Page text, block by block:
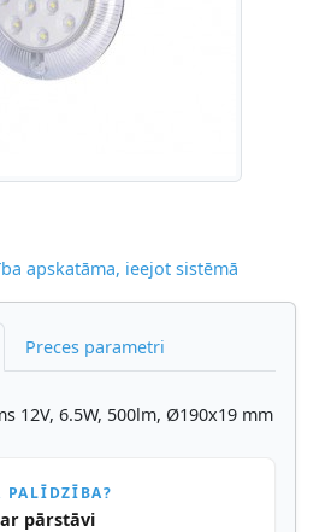
apskatāma, ieejot sistēmā
Preces parametri
12V, 6.5W, 500lm, Ø190x19 mm
PALĪDZĪBA?
pārstāvi